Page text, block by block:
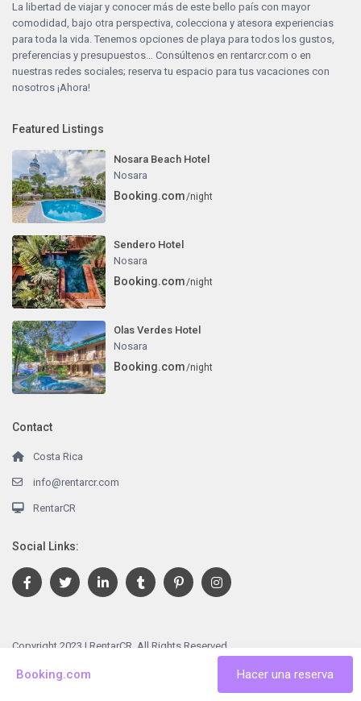
La libertad de viajar y conocer más de este bello país con mayor
comodidad, bajo otra perspectiva, colecciona y atesora experiencias
para toda la vida. Tenemos opciones de playa para todos los gustos,
preferencias y presupuestos… Consúltenos enrentarcr.com o en
nuestras redes sociales; reserva tu espacio para tus vacaciones con
nosotros ¡Ahora!
Featured Listings
Nosara Beach Hotel
Nosara
Booking.com/night
Sendero Hotel
Nosara
Booking.com/night
Olas Verdes Hotel
Nosara
Booking.com/night
Contact
Costa Rica
info@rentarcr.com
RentarCR
Social Links:
Copyright 2023 | RentarCR. All Rights Reserved.
Booking.com Hacer una reserva